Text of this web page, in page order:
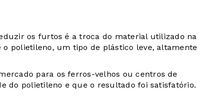
os furtos é a troca do material utilizado na
polietileno, um tipo de plástico leve, altamente
para os ferros-velhos ou centros de
do polietileno e que o resultado foi satisfatório.